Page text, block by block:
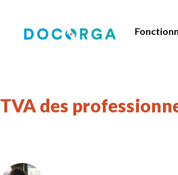
TVA des